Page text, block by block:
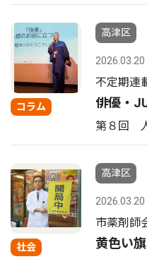
コラム
高津区
2026.03.20
不定期連
俳優・
第８回
社会
高津区
2026.03.20
市薬剤師
黄色い